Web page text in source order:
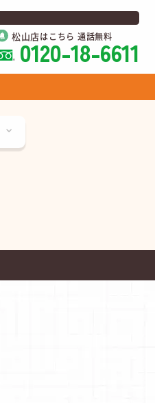
松山店はこちら 通話無料
0120-18-6611